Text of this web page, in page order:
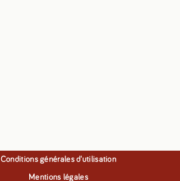
Conditions générales d'utilisation
Mentions légales